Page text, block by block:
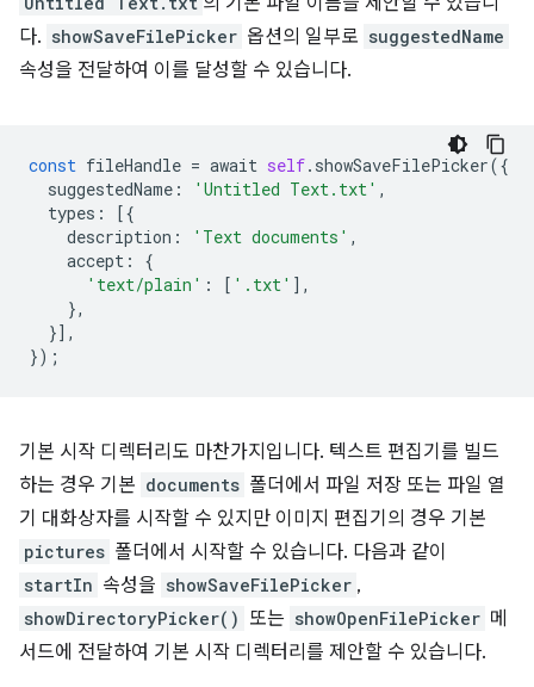
다. showSaveFilePicker 옵션의 일부로 suggestedName
속성을 전달하여 이를 달성할 수 있습니다.
const fileHandle = await self. showSaveFilePicker({
suggestedName : 'Untitled Text.txt' ,
types :
[{
description : 'Text documents' ,
accept :
{
'text/plain' : [ '.txt' ],
},
}],
});
기본 시작 디렉터리도 마찬가지입니다. 텍스트 편집기를 빌드
하는 경우 기본 documents 폴더에서 파일 저장 또는 파일 열
기 대화상자를 시작할 수 있지만 이미지 편집기의 경우 기본
pictures 폴더에서 시작할 수 있습니다. 다음과 같이
startIn 속성을 showSaveFilePicker ,
showDirectoryPicker() 또는 showOpenFilePicker 메
서드에 전달하여 기본 시작 디렉터리를 제안할 수 있습니다.